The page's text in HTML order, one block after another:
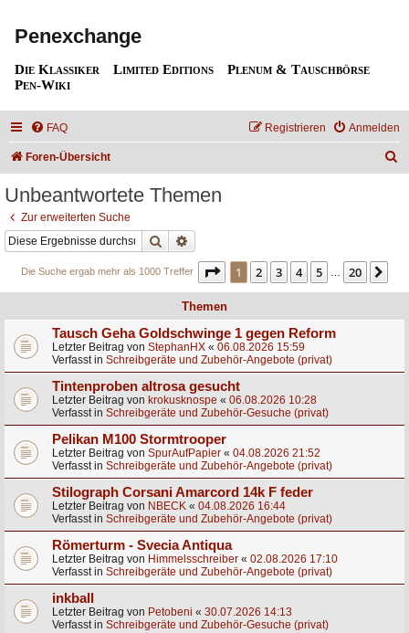
Penexchange
Die Klassiker Limited Editions
Plenum & Tauschbörse
Pen-Wiki
FAQ Anmelden
Registrieren
Foren-Übersicht
Unbeantwortete Themen
Zur erweiterten Suche
Suche
Die Suche ergab mehr als 1000 Treffer Seite 1von 20
1 2 3 4 5 … 20
Themen
Tausch Geha Goldschwinge 1 gegen Reform
Letzter Beitrag von StephanHX « 06.08.2026 15:59
Verfasst in Schreibgeräte und Zubehör-Angebote (privat)
Tintenproben altrosa gesucht
Letzter Beitrag von krokusknospe « 06.08.2026 10:28
Verfasst in Schreibgeräte und Zubehör-Gesuche (privat)
Pelikan M100 Stormtrooper
Letzter Beitrag von SpurAufPapier « 04.08.2026 21:52
Verfasst in Schreibgeräte und Zubehör-Angebote (privat)
Stilograph Corsani Amarcord 14k F feder
Letzter Beitrag von NBECK « 04.08.2026 16:44
Verfasst in Schreibgeräte und Zubehör-Angebote (privat)
Römerturm - Svecia Antiqua
Letzter Beitrag von Himmelsschreiber « 02.08.2026 17:10
Verfasst in Schreibgeräte und Zubehör-Angebote (privat)
inkball
Letzter Beitrag von Petobeni « 30.07.2026 14:13
Verfasst in Schreibgeräte und Zubehör-Gesuche (privat)